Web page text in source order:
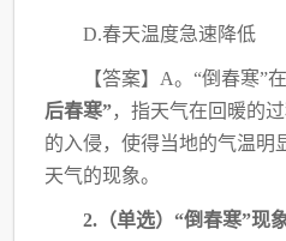
D.春天温度急速降低
【答案】 A。“倒春寒”
后春寒”，指天气在回暖的过
的入侵，使得当地的气温明
天气的现象。
2.（单选）“倒春寒”现